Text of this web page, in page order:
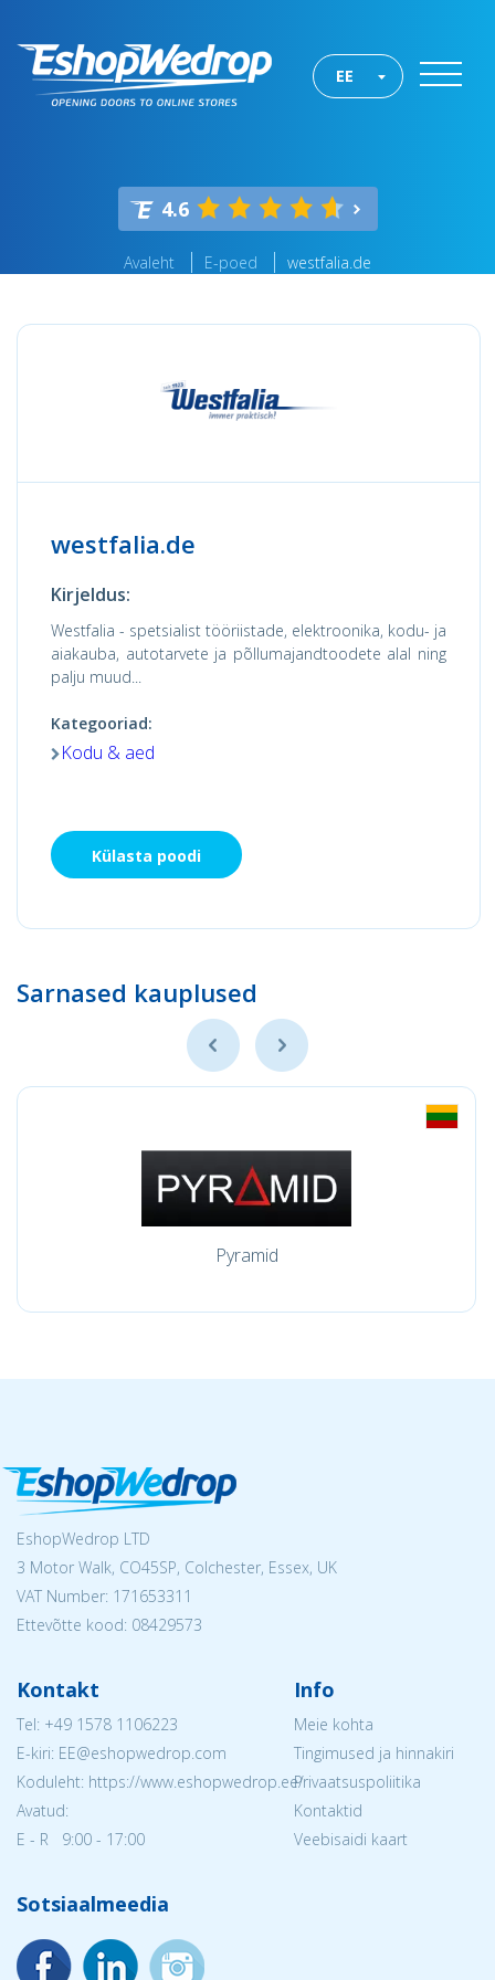
EE
4.6
Avaleht E-poed westfalia.de
westfalia.de
Kirjeldus:
Westfalia - spetsialist tööriistade, elektroonika, kodu- ja
aiakauba, autotarvete ja põllumajandtoodete alal ning
palju muud...
Kategooriad:
Kodu & aed
Külasta poodi
Sarnased kauplused
Pyramid
EshopWedrop LTD
3 Motor Walk, CO45SP, Colchester, Essex, UK
VAT Number: 171653311
Ettevõtte kood: 08429573
Kontakt
Tel: +49 1578 1106223
E-kiri: EE@eshopwedrop.com
Koduleht: https://www.eshopwedrop.ee/
Avatud:
E - R 9:00 - 17:00
Info
Meie kohta
Tingimused ja hinnakiri
Privaatsuspoliitika
Kontaktid
Veebisaidi kaart
Sotsiaalmeedia